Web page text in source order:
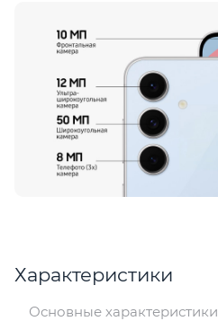
Характеристики
Основные характеристики